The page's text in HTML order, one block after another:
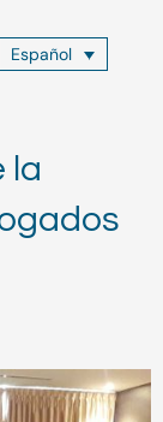
Español
la